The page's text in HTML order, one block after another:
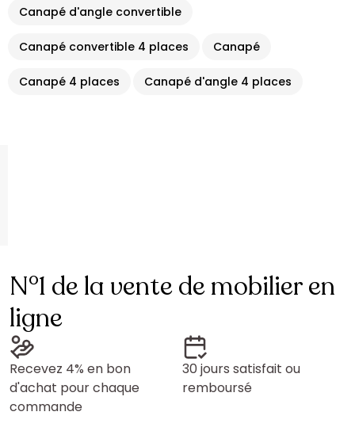
Canapé d'angle convertible
Canapé convertible 4 places Canapé
Canapé 4 places Canapé d'angle 4 places
N°1 de la vente de mobilier en
ligne
Recevez 4% en bon
d'achat pour chaque
commande
30 jours satisfait ou
remboursé